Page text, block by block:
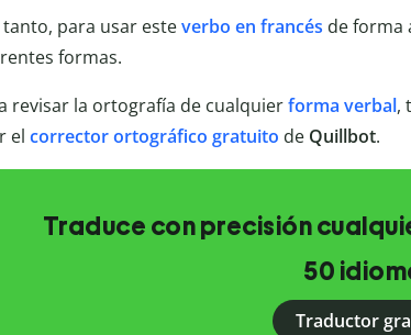
tanto, para usar esteverbo en francés de forma
formas.
revisar la ortografía de cualquierforma verbal,
el corrector ortográfico gratuito de Quillbot.
Traduce con precisión
50
Traductor